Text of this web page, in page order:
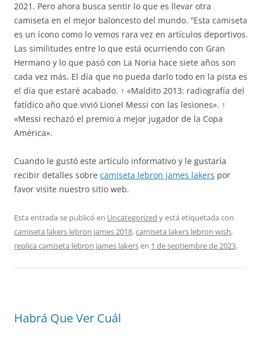
2021. Pero ahora busca sentir lo que es llevar otra
camiseta en el mejor baloncesto del mundo. “Esta camiseta
es un ícono como lo vemos rara vez en artículos deportivos.
Las similitudes entre lo que está ocurriendo con Gran
Hermano y lo que pasó con La Noria hace siete años son
cada vez más. El día que no pueda darlo todo en la pista es
el día que estaré acabado. ↑ «Maldito 2013: radiografía del
fatídico año que vivió Lionel Messi con las lesiones». ↑
«Messi rechazó el premio a mejor jugador de la Copa
América».
Cuando le gustó este artículo informativo y le gustaría
recibir detalles sobre camiseta lebron james lakers por
favor visite nuestro sitio web.
Esta entrada se publicó en Uncategorized y está etiquetada con
camiseta lakers lebron james 2018,camiseta lakers lebron wish,
replica camiseta lebron james lakersen 1 de septiembre de 2023.
Habrá Que Ver Cuál